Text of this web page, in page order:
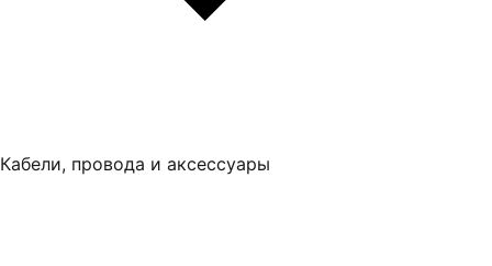
Кабели, провода и аксессуары